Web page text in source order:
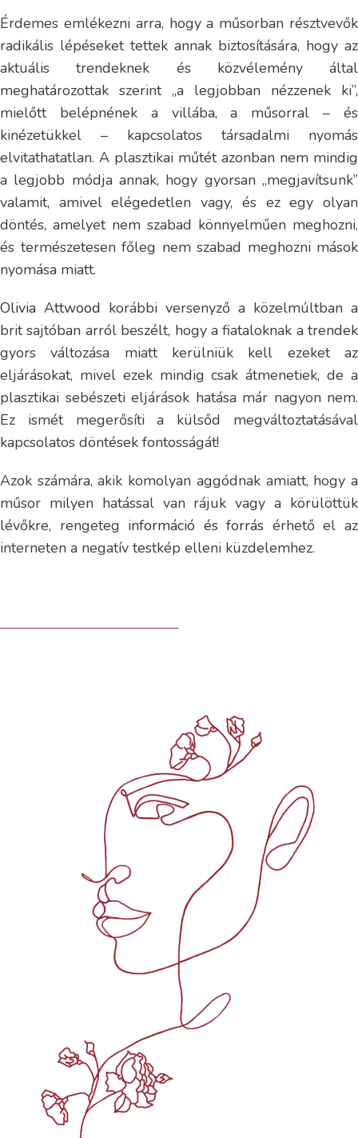
Érdemes emlékezni arra, hogy a műsorban résztvevők
radikális lépéseket tettek annak biztosítására, hogy az
aktuális trendeknek és közvélemény által
meghatározottak szerint „a legjobban nézzenek ki”,
mielőtt belépnének a villába, a műsorral – és
kinézetükkel – kapcsolatos társadalmi nyomás
elvitathatatlan. A plasztikai műtét azonban nem mindig
a legjobb módja annak, hogy gyorsan „megjavítsunk”
valamit, amivel elégedetlen vagy, és ez egy olyan
döntés, amelyet nem szabad könnyelműen meghozni,
és természetesen főleg nem szabad meghozni mások
nyomása miatt.
Olivia Attwood korábbi versenyző a közelmúltban a
brit sajtóban arról beszélt, hogy a fiataloknak a trendek
gyors változása miatt kerülniük kell ezeket az
eljárásokat, mivel ezek mindig csak átmenetiek, de a
plasztikai sebészeti eljárások hatása már nagyon nem.
Ez ismét megerősíti a külsőd megváltoztatásával
kapcsolatos döntések fontosságát!
Azok számára, akik komolyan aggódnak amiatt, hogy a
műsor milyen hatással van rájuk vagy a körülöttük
lévőkre, rengeteg információ és forrás érhető el az
interneten a negatív testkép elleni küzdelemhez.